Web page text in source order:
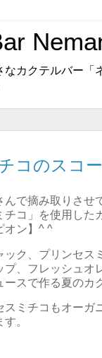
カクテルバー「
コのスコ
んで摘み取りさせ
チコ」を使用した
オン】^ ^
ック、プリンセス
、フレッシュオ
スで作る夏のカ
スミチコもオーガ
。